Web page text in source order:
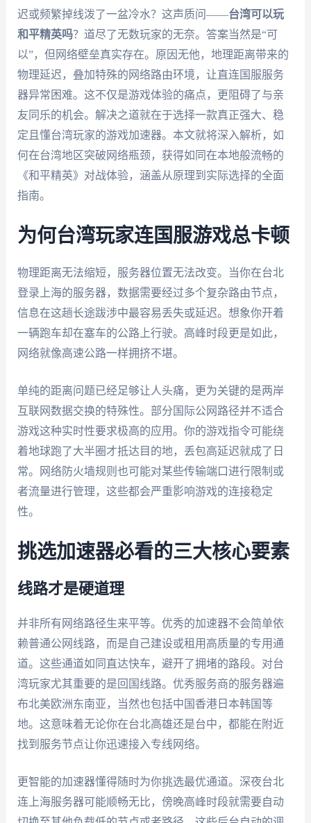
迟或频繁掉线泼了一盆冷水？这声质问——台湾可以玩
和平精英吗？道尽了无数玩家的无奈。答案当然是“可
以”，但网络壁垒真实存在。原因无他，地理距离带来的
物理延迟，叠加特殊的网络路由环境，让直连国服服务
器异常困难。这不仅是游戏体验的痛点，更阻碍了与亲
友同乐的机会。解决之道就在于选择一款真正强大、稳
定且懂台湾玩家的游戏加速器。本文就将深入解析，如
何在台湾地区突破网络瓶颈，获得如同在本地般流畅的
《和平精英》对战体验，涵盖从原理到实际选择的全面
指南。
为何台湾玩家连国服游戏总卡顿
物理距离无法缩短，服务器位置无法改变。当你在台北
登录上海的服务器，数据需要经过多个复杂路由节点，
信息在这趟长途跋涉中最容易丢失或延迟。想象你开着
一辆跑车却在塞车的公路上行驶。高峰时段更是如此，
网络就像高速公路一样拥挤不堪。
单纯的距离问题已经足够让人头痛，更为关键的是两岸
互联网数据交换的特殊性。部分国际公网路径并不适合
游戏这种实时性要求极高的应用。你的游戏指令可能绕
着地球跑了大半圈才抵达目的地，丢包高延迟就成了日
常。网络防火墙规则也可能对某些传输端口进行限制或
者流量进行管理，这些都会严重影响游戏的连接稳定
性。
挑选加速器必看的三大核心要素
线路才是硬道理
并非所有网络路径生来平等。优秀的加速器不会简单依
赖普通公网线路，而是自己建设或租用高质量的专用通
道。这些通道如同直达快车，避开了拥堵的路段。对台
湾玩家尤其重要的是回国线路。优秀服务商的服务器遍
布北美欧洲东南亚，当然也包括中国香港日本韩国等
地。这意味着无论你在台北高雄还是台中，都能在附近
找到服务节点让你迅速接入专线网络。
更智能的加速器懂得随时为你挑选最优通道。深夜台北
连上海服务器可能顺畅无比，傍晚高峰时段就需要自动